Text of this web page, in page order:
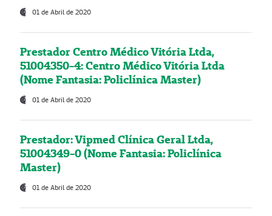
01 de Abril de 2020
Prestador Centro Médico Vitória Ltda,
51004350-4: Centro Médico Vitória Ltda
(Nome Fantasia: Policlínica Master)
01 de Abril de 2020
Prestador: Vipmed Clínica Geral Ltda,
51004349-0 (Nome Fantasia: Policlínica
Master)
01 de Abril de 2020